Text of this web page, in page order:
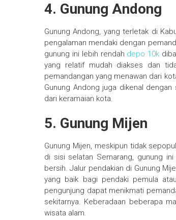
4. Gunung Andong
Gunung Andong, yang terletak di
pengalaman mendaki dengan
gunung ini lebih rendah depo 10k
yang relatif mudah diakses dan
pemandangan yang menawan dari
Gunung Andong juga dikenal
dari keramaian kota.
5. Gunung Mijen
Gunung Mijen, meskipun tidak
di sisi selatan Semarang, gunung
bersih. Jalur pendakian di Gunung
yang baik bagi pendaki pemula
pengunjung dapat menikmati
sekitarnya. Keberadaan beberapa
wisata alam.